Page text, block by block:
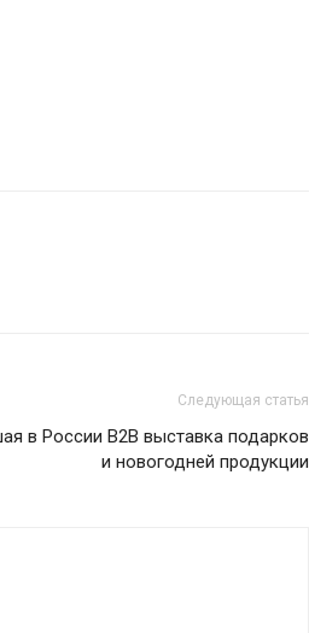
Следующая статья
в России В2В выставка подарков
и новогодней продукции